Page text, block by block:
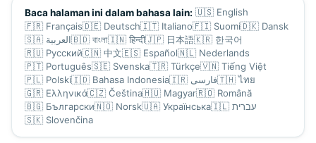
Baca halaman ini dalam bahasa lain: 🇺🇸 English
🇫🇷 Français🇩🇪 Deutsch🇮🇹 Italiano🇫🇮 Suomi🇩🇰 Dansk
🇸🇦 العربية🇧🇩 বাংলা🇮🇳 हिन्दी🇯🇵 日本語🇰🇷 한국어
🇷🇺 Русский🇨🇳 中文🇪🇸 Español🇳🇱 Nederlands
🇵🇹 Português🇸🇪 Svenska🇹🇷 Türkçe🇻🇳 Tiếng Việt
🇵🇱 Polski🇮🇩 Bahasa Indonesia🇮🇷 فارسی🇹🇭ไทย
🇬🇷 Ελληνικά🇨🇿 Čeština🇭🇺 Magyar🇷🇴 Română
🇧🇬 Български🇳🇴 Norsk🇺🇦 Українська🇮🇱 עברית
🇸🇰 Slovenčina